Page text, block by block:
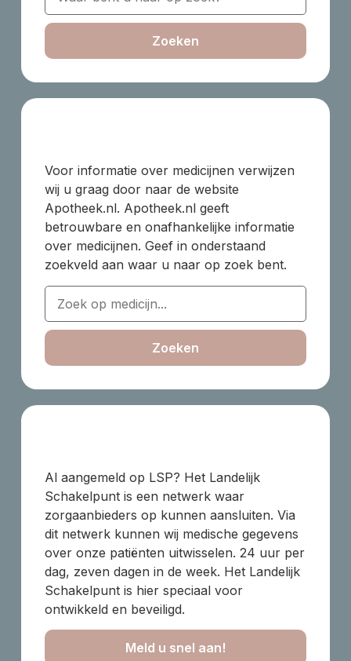
Zoeken
Voor informatie over medicijnen verwijzen
wij u graag door naar de website
Apotheek.nl. Apotheek.nl geeft
betrouwbare en onafhankelijke informatie
over medicijnen. Geef in onderstaand
zoekveld aan waar u naar op zoek bent.
Zoeken
Al aangemeld op LSP? Het Landelijk
Schakelpunt is een netwerk waar
zorgaanbieders op kunnen aansluiten. Via
dit netwerk kunnen wij medische gegevens
over onze patiënten uitwisselen. 24 uur per
dag, zeven dagen in de week. Het Landelijk
Schakelpunt is hier speciaal voor
ontwikkeld en beveiligd.
Meld u snel aan!